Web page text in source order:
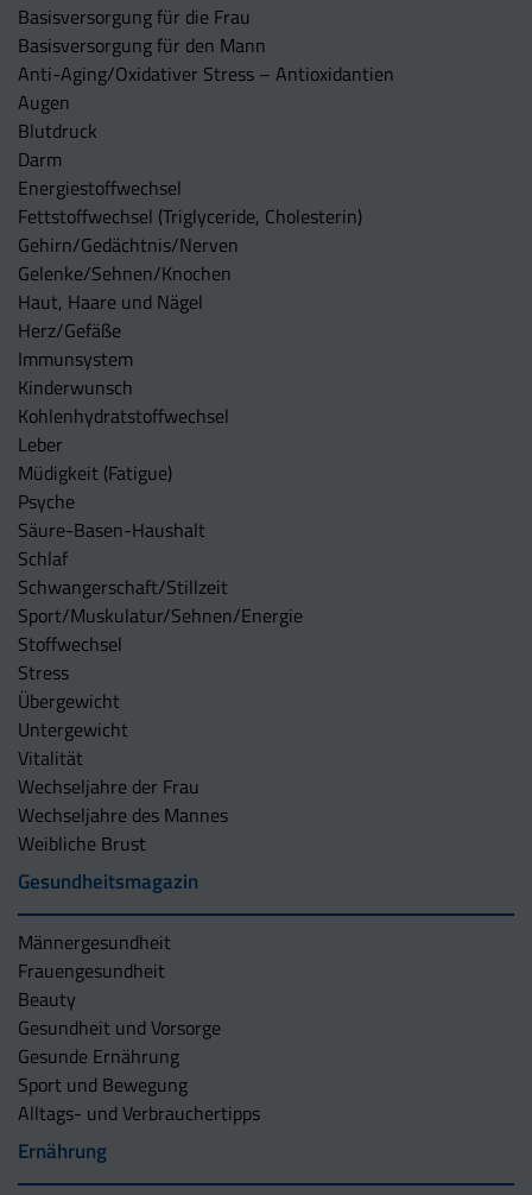
Basisversorgung für die Frau
Basisversorgung für den Mann
Anti-Aging/Oxidativer Stress – Antioxidantien
Augen
Blutdruck
Darm
Energiestoffwechsel
Fettstoffwechsel (Triglyceride, Cholesterin)
Gehirn/Gedächtnis/Nerven
Gelenke/Sehnen/Knochen
Haut, Haare und Nägel
Herz/Gefäße
Immunsystem
Kinderwunsch
Kohlenhydratstoffwechsel
Leber
Müdigkeit (Fatigue)
Psyche
Säure-Basen-Haushalt
Schlaf
Schwangerschaft/Stillzeit
Sport/Muskulatur/Sehnen/Energie
Stoffwechsel
Stress
Übergewicht
Untergewicht
Vitalität
Wechseljahre der Frau
Wechseljahre des Mannes
Weibliche Brust
Gesundheitsmagazin
Männergesundheit
Frauengesundheit
Beauty
Gesundheit und Vorsorge
Gesunde Ernährung
Sport und Bewegung
Alltags- und Verbrauchertipps
Ernährung